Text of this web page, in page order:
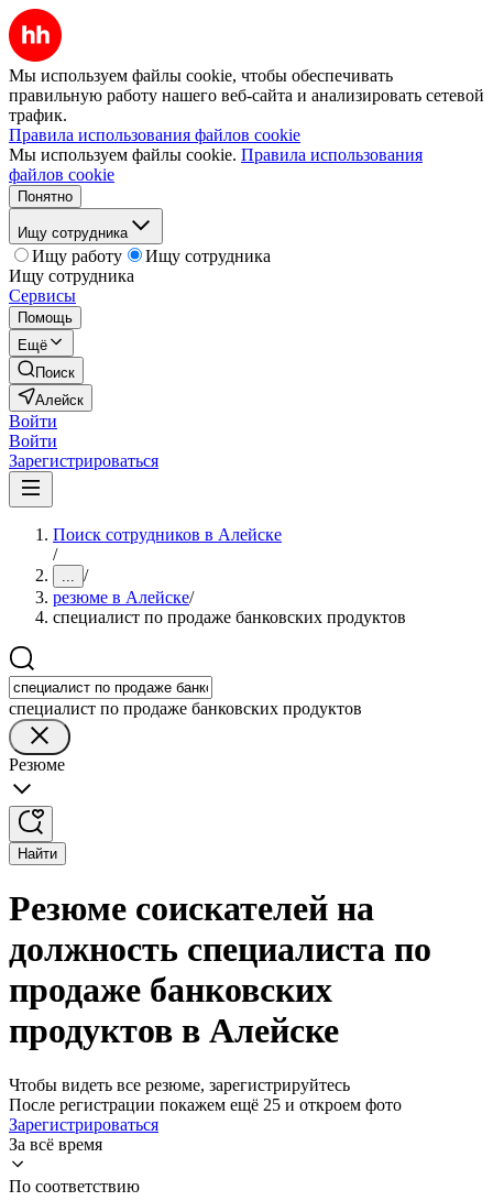
Мы используем файлы cookie, чтобы обеспечивать
правильную работу нашего веб-сайта и анализировать сетевой
трафик.
Правила использования файлов cookie
Мы используем файлы cookie. Правила использования
файлов cookie
Понятно
Ищу сотрудника
Ищу работу
Ищу сотрудника
Ищу сотрудника
Сервисы
Помощь
Ещё
Поиск
Алейск
Войти
Войти
Зарегистрироваться
Поиск сотрудников в Алейске
/
... /
резюме в Алейске/
специалист по продаже банковских продуктов
специалист по продаже банковских продуктов
Резюме
Найти
Резюме соискателей на
должность специалиста по
продаже банковских
продуктов в Алейске
Чтобы видеть все резюме, зарегистрируйтесь
После регистрации покажем ещё 25 и откроем фото
Зарегистрироваться
За всё время
По соответствию